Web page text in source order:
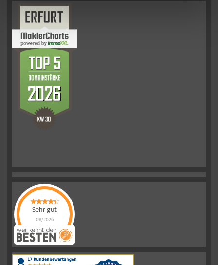
Sehr gut
08/2026
Schelkmann
Immobilienhat
|110Schelkmann
ImmobilienBewertungen